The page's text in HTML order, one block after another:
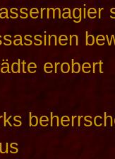
erobert